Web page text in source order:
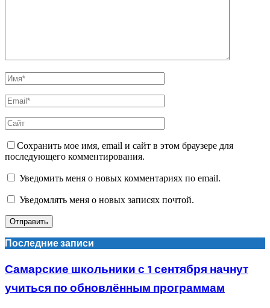
Сохранить мое имя, email и сайт в этом браузере для
последующего комментирования.
Уведомить меня о новых комментариях по email.
Уведомлять меня о новых записях почтой.
Последние записи
Самарские школьники с 1 сентября начнут
учиться по обновлённым программам